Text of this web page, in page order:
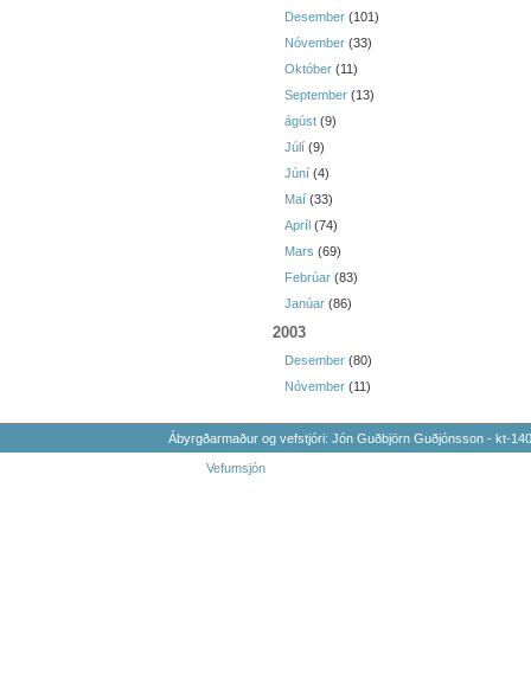
Desember (101)
Nóvember (33)
Október (11)
September (13)
ágúst (9)
Júlí (9)
Júní (4)
Maí (33)
Apríl (74)
Mars (69)
Febrúar (83)
Janúar (86)
2003
Desember (80)
Nóvember (11)
Ábyrgðarmaður og vefstjóri: Jón Guðbjörn Guðjónsson - kt-
Vefumsjón